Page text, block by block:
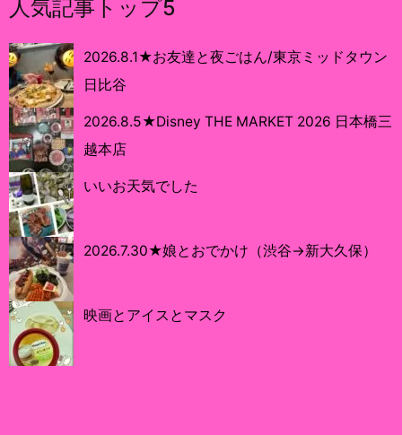
人気記事トップ5
2026.8.1★お友達と夜ごはん/東京ミッドタウン
日比谷
2026.8.5★Disney THE MARKET 2026 日本橋三
越本店
いいお天気でした
2026.7.30★娘とおでかけ（渋谷→新大久保）
映画とアイスとマスク